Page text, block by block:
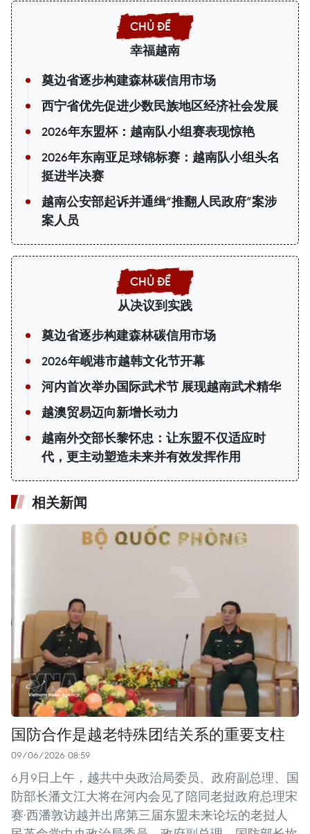
幸福越南
奠边省逐步构建森林碳信用市场
西宁省优先促进少数民族地区经济社会发展
2026年东盟杯：越南队小组赛表现惊艳
2026年东南亚足球锦标赛：越南队小组头名
挺进半决赛
越南公安部起诉并通缉“推翻人民政府”案涉
案人员
从决议到实践
奠边省逐步构建森林碳信用市场
2026年岘港市越韩文化节开幕
河内首次举办国际武术节 展现越南武术精华
越澳贸易迈向新增长动力
越南外交部长黎怀忠：让东盟不仅适应时
代，更主动塑造未来并有效发挥作用
相关新闻
国防合作是越老特殊团结关系的重要支柱
09/06/2026 08:59
6月9日上午，越共中央政治局委员、政府副总理、国
防部长潘文江大将在河内会见了陪同老挝政府总理宋
赛·西潘敦访越并出席第三届东盟未来论坛的老挝人